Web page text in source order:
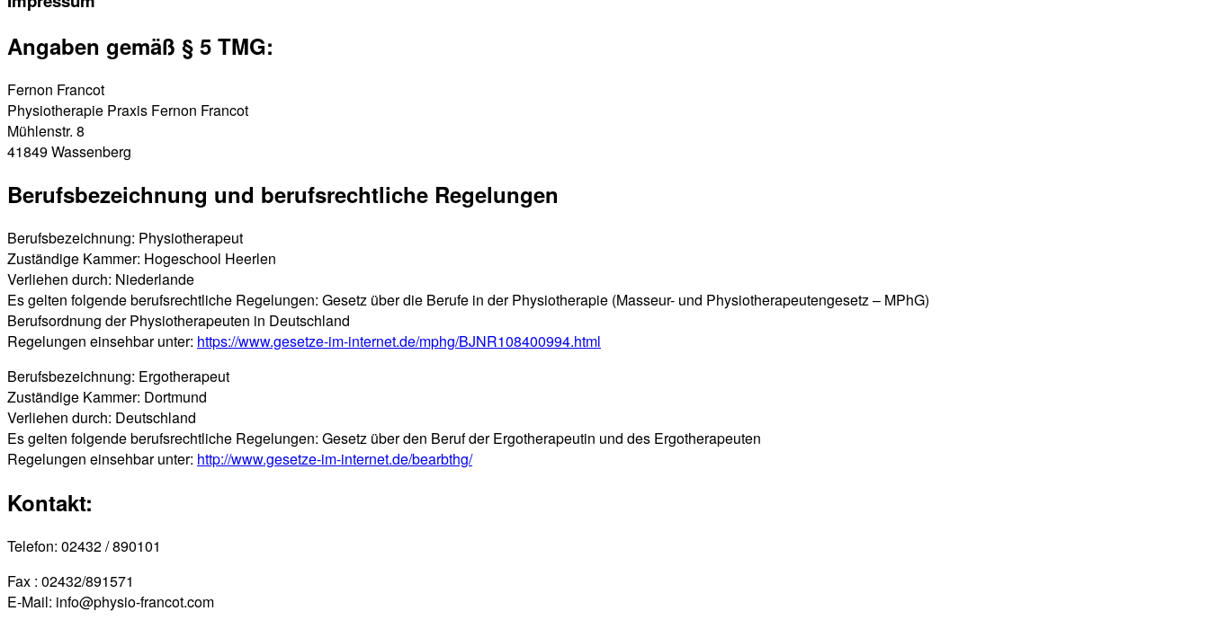
Angaben gemäß § 5 TMG:
Fernon Francot
Physiotherapie Praxis Fernon Francot
Mühlenstr. 8
41849 Wassenberg
Berufsbezeichnung und berufsrechtliche Regelungen
Berufsbezeichnung: Physiotherapeut
Zuständige Kammer: Hogeschool Heerlen
Verliehen durch: Niederlande
Es gelten folgende berufsrechtliche Regelungen: Gesetz über die Berufe in der Physiotherapie (Masseur- und Physiotherapeutengesetz – MPhG)
Berufsordnung der Physiotherapeuten in Deutschland
Regelungen einsehbar unter: https://www.gesetze-im-internet.de/mphg/BJNR108400994.html
Berufsbezeichnung: Ergotherapeut
Zuständige Kammer: Dortmund
Verliehen durch: Deutschland
Es gelten folgende berufsrechtliche Regelungen: Gesetz über den Beruf der Ergotherapeutin und des Ergotherapeuten
Regelungen einsehbar unter: http://www.gesetze-im-internet.de/bearbthg/
Kontakt:
Telefon: 02432 / 890101
Fax : 02432/891571
E-Mail: info@physio-francot.com